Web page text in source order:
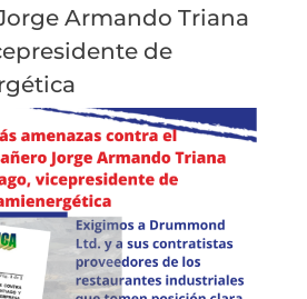
Armando Triana
de